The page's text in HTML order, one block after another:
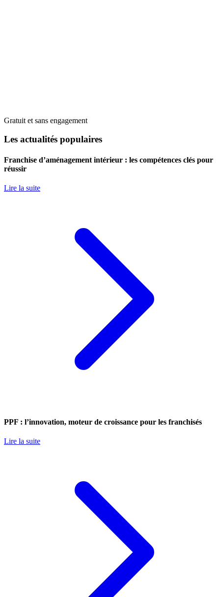
Gratuit et sans engagement
Les actualités populaires
Franchise d’aménagement intérieur : les compétences clés pour
réussir
Lire la suite
PPF : l’innovation, moteur de croissance pour les franchisés
Lire la suite